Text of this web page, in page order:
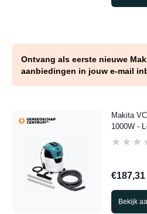
Ontvang als eerste nieuwe
aanbiedingen in jouw e-mail
Makita
1000W -
€187,31
Bekijk